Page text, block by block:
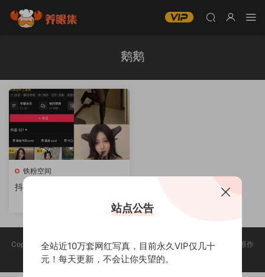
鹅鹅
铁粉空间
抖音[鹅鹅]铁粉空间视图资源
Copyright @ 2025 养眼集 版权声明:本站所有资源均收集于网络，版权归原作
者所有，如有侵权，请联系删除。
站点公告
全站近10万套网红写真，目前永久VIP仅几十
元！每天更新，不会让你失望的。